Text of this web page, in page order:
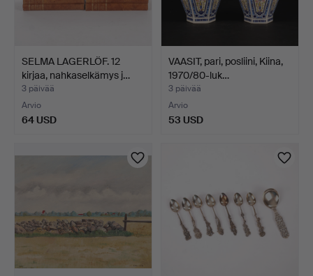
SELMA LAGERLÖF. 12
kirjaa, nahkaselkämys j…
3 päivää
Arvio
64 USD
VAASIT, pari, posliini, Kiina,
1970/80-luk…
3 päivää
Arvio
53 USD